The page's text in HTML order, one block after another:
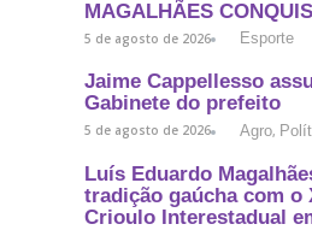
MAGALHÃES
5 de agosto de 2026 Esporte
Jaime Cappellesso
Gabinete do prefeito
5 de agosto de 2026 Agro,
Luís Eduardo
tradição gaúcha com o
Crioulo Interestadual